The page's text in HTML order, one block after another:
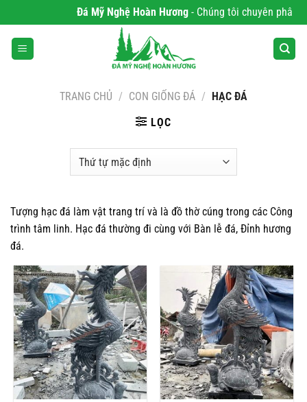
qua
nội
dung
Đá Mỹ Nghệ Hoàn Hương- Chúng tôi chuyên phân
TRANG CHỦ / CON GIỐNG ĐÁ / HẠC ĐÁ
LỌC
Tượng hạc đá làm vật trang trí và là đồ thờ cúng trong các Công
trình tâm linh. Hạc đá thường đi cùng với Bàn lễ đá, Đỉnh hương
đá.